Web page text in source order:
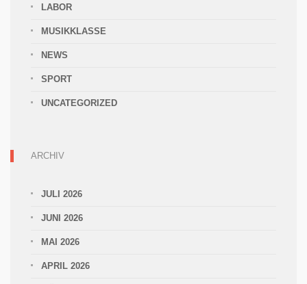
LABOR
MUSIKKLASSE
NEWS
SPORT
UNCATEGORIZED
ARCHIV
JULI 2026
JUNI 2026
MAI 2026
APRIL 2026